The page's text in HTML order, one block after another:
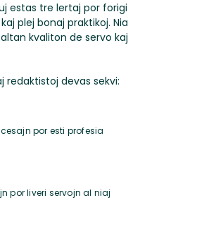
estas tre lertaj por forigi
plej bonaj praktikoj. Nia
kvaliton de servo kaj
redaktistoj devas sekvi:
por esti profesia
por liveri servojn al niaj